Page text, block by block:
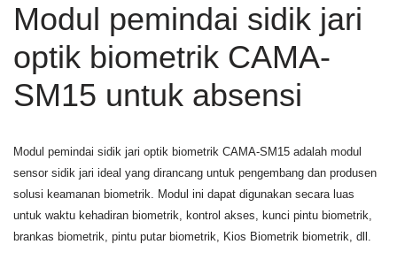
Modul pemindai sidik jari
optik biometrik CAMA-
SM15 untuk absensi
Modul pemindai sidik jari optik biometrik CAMA-SM15 adalah modul
sensor sidik jari ideal yang dirancang untuk pengembang dan produsen
solusi keamanan biometrik. Modul ini dapat digunakan secara luas
untuk waktu kehadiran biometrik, kontrol akses, kunci pintu biometrik,
brankas biometrik, pintu putar biometrik, Kios Biometrik biometrik, dll.